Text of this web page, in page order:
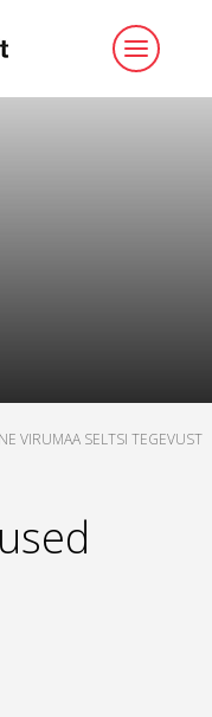
VIRUMAA SELTSI TEGEVUST